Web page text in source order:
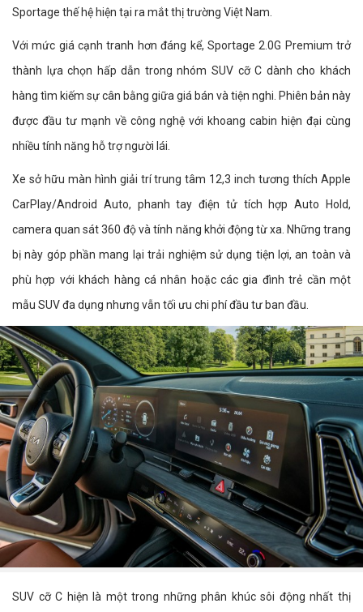
Sportage thế hệ hiện tại ra mắt thị trường Việt Nam.
Với mức giá cạnh tranh hơn đáng kể, Sportage 2.0G Premium trở
thành lựa chọn hấp dẫn trong nhóm SUV cỡ C dành cho khách
hàng tìm kiếm sự cân bằng giữa giá bán và tiện nghi. Phiên bản này
được đầu tư mạnh về công nghệ với khoang cabin hiện đại cùng
nhiều tính năng hỗ trợ người lái.
Xe sở hữu màn hình giải trí trung tâm 12,3 inch tương thích Apple
CarPlay/Android Auto, phanh tay điện tử tích hợp Auto Hold,
camera quan sát 360 độ và tính năng khởi động từ xa. Những trang
bị này góp phần mang lại trải nghiệm sử dụng tiện lợi, an toàn và
phù hợp với khách hàng cá nhân hoặc các gia đình trẻ cần một
mẫu SUV đa dụng nhưng vẫn tối ưu chi phí đầu tư ban đầu.
SUV cỡ C hiện là một trong những phân khúc sôi động nhất thị